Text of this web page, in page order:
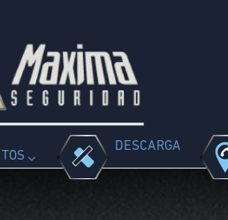
DESCARGA